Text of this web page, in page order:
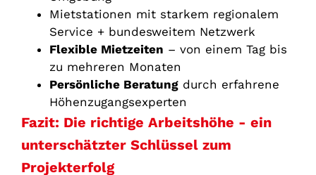
Mietstationen mit starkem regionalem
Service + bundesweitem Netzwerk
Flexible Mietzeiten – von einem Tag bis
zu mehreren Monaten
Persönliche Beratung durch erfahrene
Höhenzugangsexperten
Fazit: Die richtige Arbeitshöhe - ein
unterschätzter Schlüssel zum
Projekterfolg